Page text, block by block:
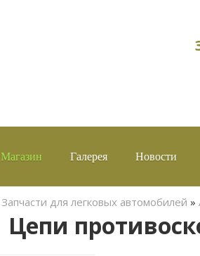
Магазин Галерея Новости
Запчасти для легковых автомобилей »
Цепи